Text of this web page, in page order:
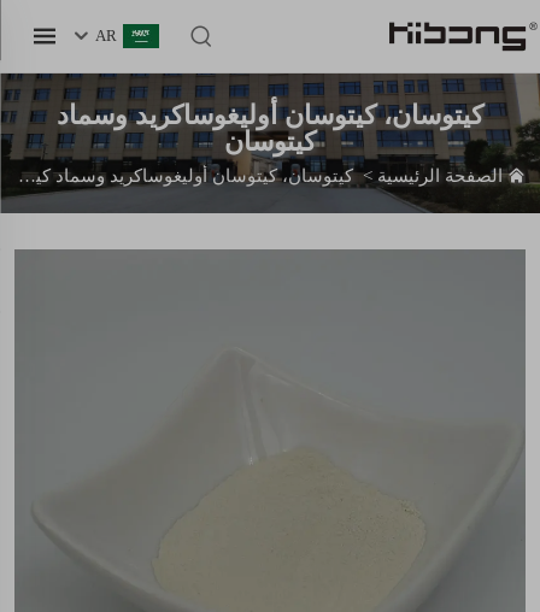
AR
كيتوسان، كيتوسان أوليغوساكريد وسماد
كيتوسان
الصفحة الرئيسية >كيتوسان، كيتوسان أوليغوساكريد وسماد كيتوسان